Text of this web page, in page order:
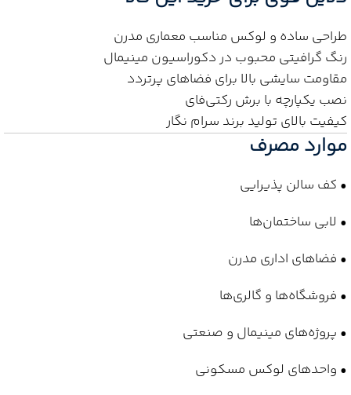
طراحی ساده و لوکس مناسب معماری مدرن
رنگ گرافیتی محبوب در دکوراسیون مینیمال
مقاومت سایشی بالا برای فضاهای پرتردد
نصب یکپارچه با برش رکتی‌فای
کیفیت بالای تولید برند سرام نگار
موارد مصرف
• کف سالن پذیرایی
• لابی ساختمان‌ها
• فضاهای اداری مدرن
• فروشگاه‌ها و گالری‌ها
• پروژه‌های مینیمال و صنعتی
• واحدهای لوکس مسکونی